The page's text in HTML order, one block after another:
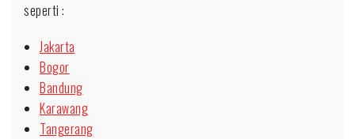
seperti :
Jakarta
Bogor
Bandung
Karawang
Tangerang